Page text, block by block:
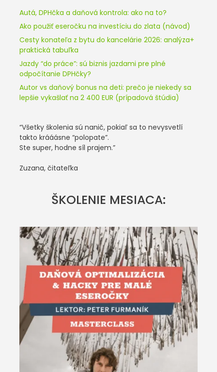
Autá, DPHčka a daňová kontrola: ako na to?
Ako použiť eseročku na investíciu do zlata (návod)
Cesty konateľa z bytu do kancelárie 2026: analýza+
praktická tabuľka
Jazdy “do práce”: sú biznis jazdami pre plné
odpočítanie DPHčky?
Autor vs daňový bonus na deti: prečo je niekedy sa
lepšie vykašlať na 2 400 EUR (prípadová štúdia)
“Všetky školenia sú nanič, pokiaľ sa to nevysvetlí
takto krááásne “polopate”.
Ste super, hodne síl prajem.”
Zuzana, čitateľka
ŠKOLENIE MESIACA: